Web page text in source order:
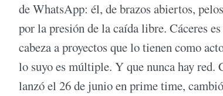
de WhatsApp: él, de brazos abiertos,
por la presión de la caída libre. Cáceres
cabeza a proyectos que lo tienen como
lo suyo es múltiple. Y que nunca hay red.
lanzó el 26 de junio en prime time,